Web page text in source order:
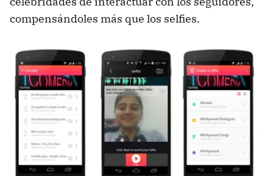
compensándoles más que los selfies.